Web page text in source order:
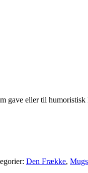
gave eller til humoristisk
Den Frække, Mugs